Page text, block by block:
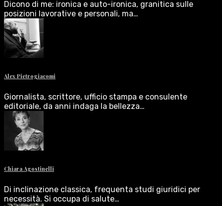
Dicono di me: ironica e auto-ironica, granitica sulle
posizioni lavorative e personali, ma…
Alex Pietrogiacomi
Giornalista, scrittore, ufficio stampa e consulente
editoriale, da anni indaga la bellezza…
Chiara Agostinelli
Di inclinazione classica, frequenta studi giuridici per
necessità. Si occupa di salute…